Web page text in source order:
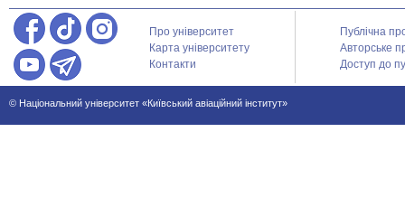
Про університет
Карта університету
Контакти
Публічна
Авторське
Доступ до
© Національний університет «Київський авіаційний інститут»